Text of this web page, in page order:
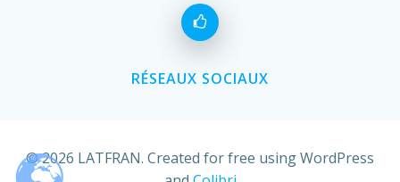
RÉSEAUX SOCIAUX
© 2026 LATFRAN. Created for free using WordPress